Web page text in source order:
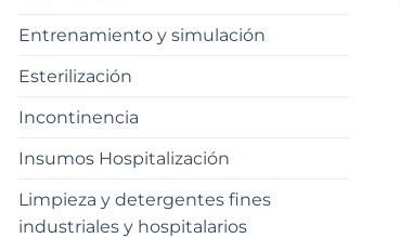
Entrenamiento y simulación
Esterilización
Incontinencia
Insumos Hospitalización
Limpieza y detergentes fines
industriales y hospitalarios